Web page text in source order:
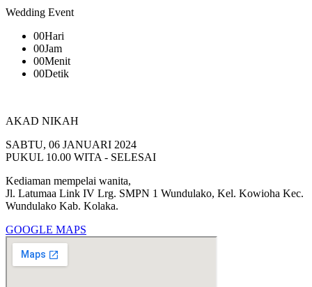
Wedding Event
00Hari
00Jam
00Menit
00Detik
AKAD NIKAH
SABTU, 06 JANUARI 2024
PUKUL 10.00 WITA - SELESAI
Kediaman mempelai wanita,
Jl. Latumaa Link IV Lrg. SMPN 1 Wundulako, Kel. Kowioha Kec.
Wundulako Kab. Kolaka.
GOOGLE MAPS